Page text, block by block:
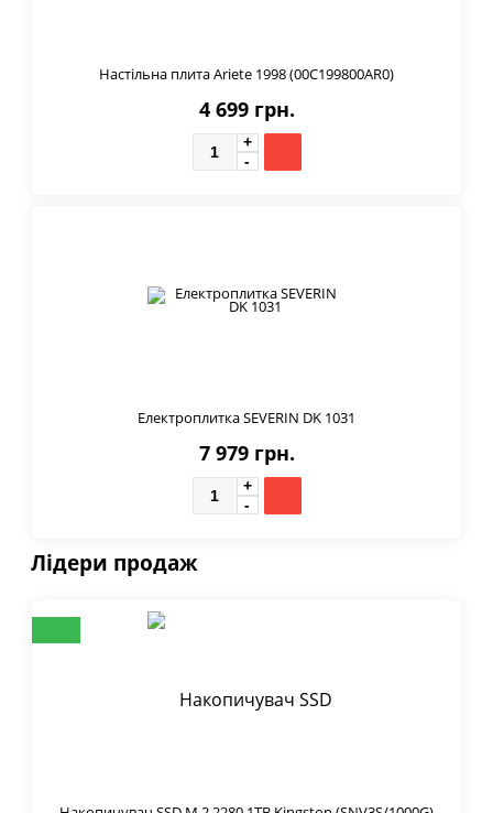
Настільна плита Ariete 1998 (00C199800AR0)
4 699 грн.
Електроплитка SEVERIN DK 1031
7 979 грн.
Лідери продаж